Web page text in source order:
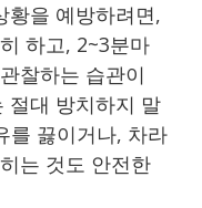
황을 예방하려면,
하고, 2~3분마
찰하는 습관이
절대 방치하지 말
를 끓이거나, 차라
는 것도 안전한